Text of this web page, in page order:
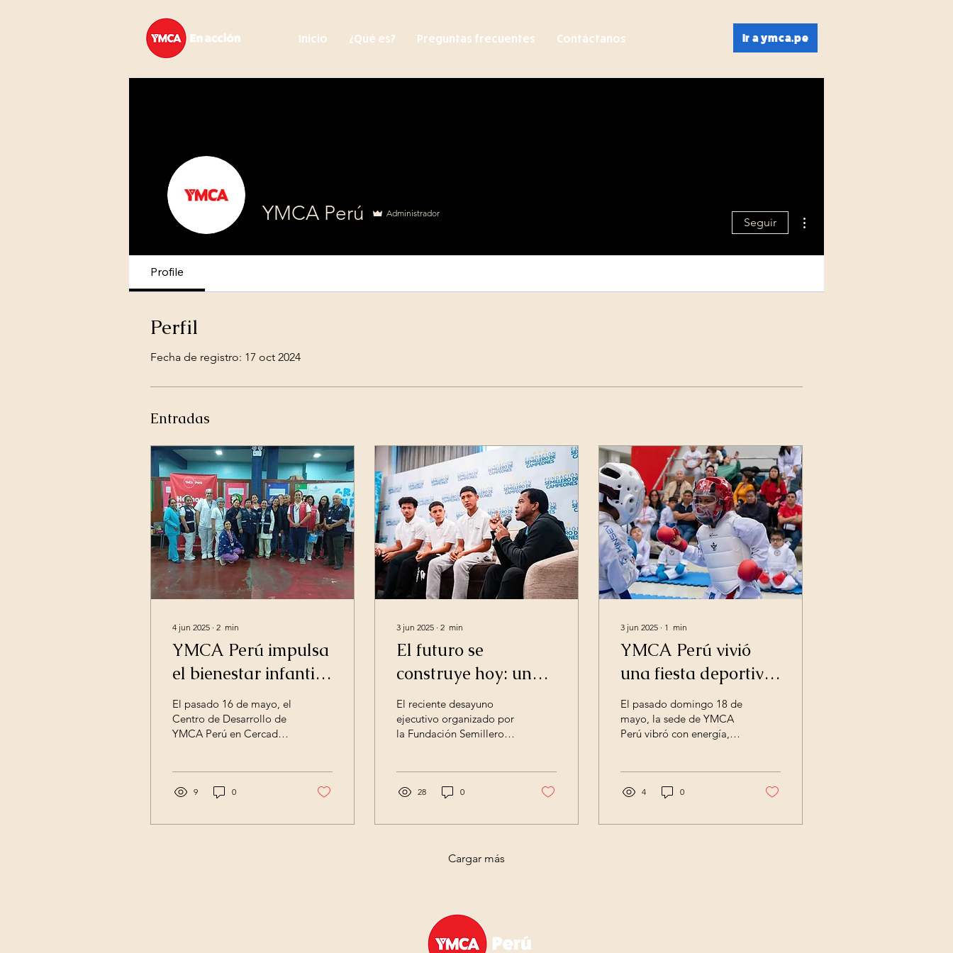
Inicio ¿Qué es? Preguntas frecuentes Contáctanos Ir a ymca.pe
YMCA Perú Administrador
Seguir
Profile
Perfil
Fecha de registro: 17 oct 2024
Entradas
4 jun 2025 ∙ 2 min
YMCA Perú impulsa
el bienestar infantil
con campaña
médica gratuita en
el Cercado de Lima
El pasado 16 de mayo, el
Centro de Desarrollo de
YMCA Perú en Cercado
9 0
3 jun 2025 ∙ 2 min
El futuro se
construye hoy: una
propuesta que invita
a sumar por la niñez
y el desarrollo
colectivo
El reciente desayuno
ejecutivo organizado por
la Fundación Semillero
28 0
3 jun 2025 ∙ 1 min
YMCA Perú vivió
una fiesta deportiva
con su Torneo de
Karate
El pasado domingo 18 de
mayo, la sede de YMCA
Perú vibró con energía,
4 0
Cargar más